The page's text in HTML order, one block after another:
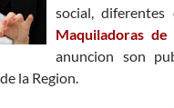
social, diferentes
Maquiladoras de
anuncion son
la Region.